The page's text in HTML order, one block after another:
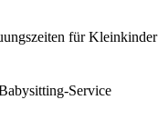
für Kleinkinder
Service